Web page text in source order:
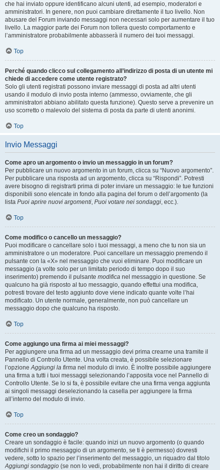
che hai inviato oppure identificano alcuni utenti, ad esempio, moderatori e
amministratori. In genere, non puoi cambiare direttamente il tuo livello. Non
abusare del Forum inviando messaggi non necessari solo per aumentare il tuo
livello. La maggior parte dei Forum non tollera questo comportamento e
l’amministratore probabilmente abbasserà il numero dei tuoi messaggi.
Top
Perché quando clicco sul collegamento all’indirizzo di posta di un utente mi
chiede di accedere come utente registrato?
Solo gli utenti registrati possono inviare messaggi di posta ad altri utenti
usando il modulo di invio posta interno (ammesso, ovviamente, che gli
amministratori abbiano abilitato questa funzione). Questo serve a prevenire un
uso scorretto o malevolo del sistema di posta da parte di utenti anonimi.
Top
Invio Messaggi
Come apro un argomento o invio un messaggio in un forum?
Per pubblicare un nuovo argomento in un forum, clicca su “Nuovo argomento”.
Per pubblicare una risposta ad un argomento, clicca su “Rispondi”. Potresti
avere bisogno di registrarti prima di poter inviare un messaggio: le tue funzioni
disponibili sono elencate in fondo alla pagina del forum o dell’argomento (la
lista Puoi aprire nuovi argomenti, Puoi votare nei sondaggi, ecc.).
Top
Come modifico o cancello un messaggio?
Puoi modificare o cancellare solo i tuoi messaggi, a meno che tu non sia un
amministratore o un moderatore. Puoi cancellare un messaggio premendo il
pulsante con la «X» nel messaggio che vuoi eliminare. Puoi modificare un
messaggio (a volte solo per un limitato periodo di tempo dopo il suo
inserimento) premendo il pulsante modifica nel messaggio in questione. Se
qualcuno ha già risposto al tuo messaggio, quando effettui una modifica,
potresti trovare del testo aggiunto dove viene indicato quante volte l’hai
modificato. Un utente normale, generalmente, non può cancellare un
messaggio dopo che qualcuno ha risposto.
Top
Come aggiungo una firma ai miei messaggi?
Per aggiungere una firma ad un messaggio devi prima crearne una tramite il
Pannello di Controllo Utente. Una volta creata, è possibile selezionare
l’opzioneAggiungi la firma nel modulo di invio. È inoltre possibile aggiungere
una firma a tutti i tuoi messaggi selezionando l’apposita voce nel Pannello di
Controllo Utente. Se lo si fa, è possibile evitare che una firma venga aggiunta
ai singoli messaggi deselezionando la casella per aggiungere la firma
all’interno del modulo di invio.
Top
Come creo un sondaggio?
Creare un sondaggio è facile: quando inizi un nuovo argomento (o quando
modifichi il primo messaggio di un argomento, se ti è permesso) dovresti
vedere, sotto lo spazio per l’inserimento del messaggio, un riquadro dal titolo
Aggiungi sondaggio (se non lo vedi, probabilmente non hai il diritto di creare